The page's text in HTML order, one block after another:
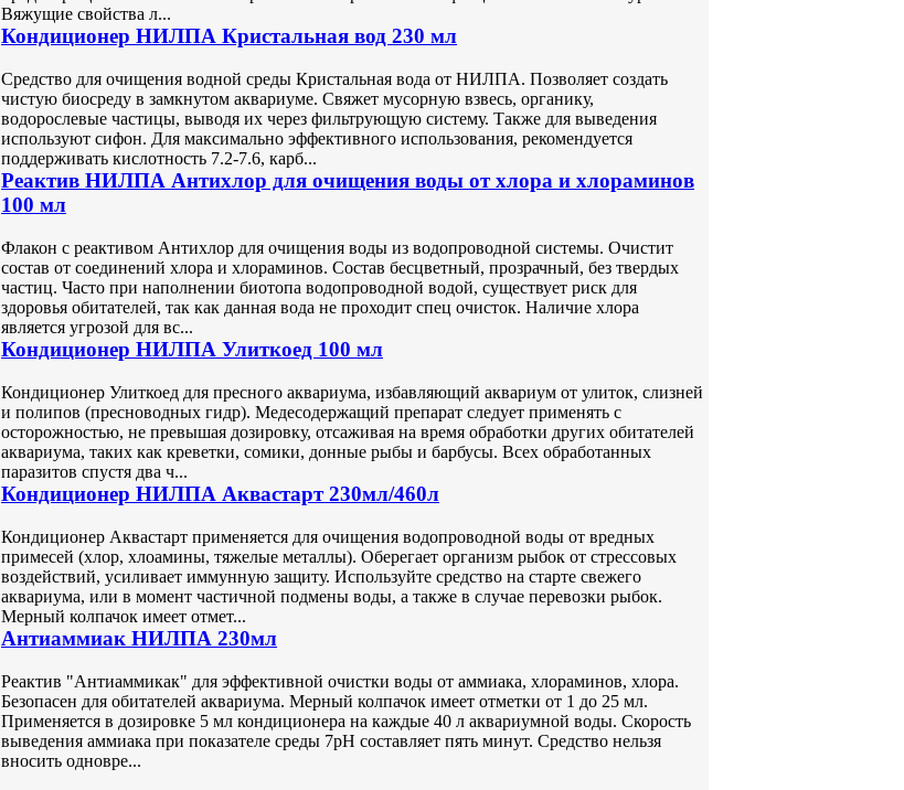
Вяжущие свойства л...
Кондиционер НИЛПА Кристальная вод 230 мл
Средство для очищения водной среды Кристальная вода от НИЛПА. Позволяет создать
чистую биосреду в замкнутом аквариуме. Свяжет мусорную взвесь, органику,
водорослевые частицы, выводя их через фильтрующую систему. Также для выведения
используют сифон. Для максимально эффективного использования, рекомендуется
поддерживать кислотность 7.2-7.6, карб...
Реактив НИЛПА Антихлор для очищения воды от хлора и хлораминов
100 мл
Флакон с реактивом Антихлор для очищения воды из водопроводной системы. Очистит
состав от соединений хлора и хлораминов. Состав бесцветный, прозрачный, без твердых
частиц. Часто при наполнении биотопа водопроводной водой, существует риск для
здоровья обитателей, так как данная вода не проходит спец очисток. Наличие хлора
является угрозой для вс...
Кондиционер НИЛПА Улиткоед 100 мл
Кондиционер Улиткоед для пресного аквариума, избавляющий аквариум от улиток, слизней
и полипов (пресноводных гидр). Медесодержащий препарат следует применять с
осторожностью, не превышая дозировку, отсаживая на время обработки других обитателей
аквариума, таких как креветки, сомики, донные рыбы и барбусы. Всех обработанных
паразитов спустя два ч...
Кондиционер НИЛПА Аквастарт 230мл/460л
Кондиционер Аквастарт применяется для очищения водопроводной воды от вредных
примесей (хлор, хлоамины, тяжелые металлы). Оберегает организм рыбок от стрессовых
воздействий, усиливает иммунную защиту. Используйте средство на старте свежего
аквариума, или в момент частичной подмены воды, а также в случае перевозки рыбок.
Мерный колпачок имеет отмет...
Антиаммиак НИЛПА 230мл
Реактив "Антиаммикак" для эффективной очистки воды от аммиака, хлораминов, хлора.
Безопасен для обитателей аквариума. Мерный колпачок имеет отметки от 1 до 25 мл.
Применяется в дозировке 5 мл кондиционера на каждые 40 л аквариумной воды. Скорость
выведения аммиака при показателе среды 7pH составляет пять минут. Средство нельзя
вносить одновре...